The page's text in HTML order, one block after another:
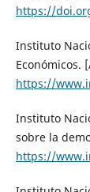
https://
Instituto
Económicos.
https://
Instituto
sobre la
https://